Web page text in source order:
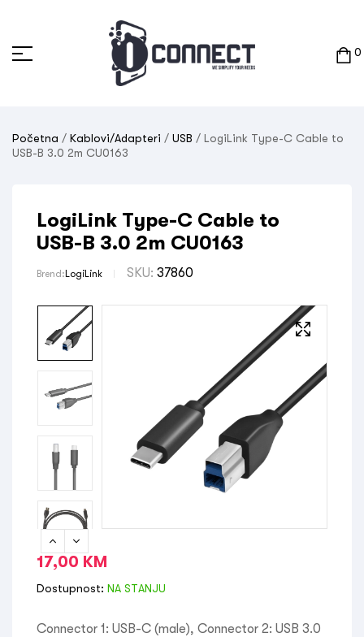
0
Početna / Kablovi/Adapteri / USB / LogiLink Type-C Cable to
USB-B 3.0 2m CU0163
LogiLink Type-C Cable to
USB-B 3.0 2m CU0163
Brend: LogiLink SKU: 37860
17,00 KM
Dostupnost: NA STANJU
Connector 1: USB-C (male), Connector 2: USB 3.0